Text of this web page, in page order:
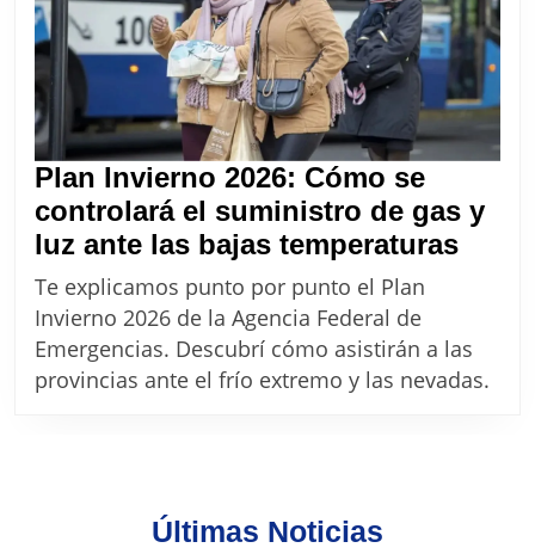
Plan Invierno 2026: Cómo se
controlará el suministro de gas y
luz ante las bajas temperaturasPlan
se
Te explicamos punto por punto el Plan
Invierno 2026 de la Agencia Federal de
Emergencias. Descubrí cómo asistirán a las
provincias ante el frío extremo y las nevadas.
Últimas Noticias